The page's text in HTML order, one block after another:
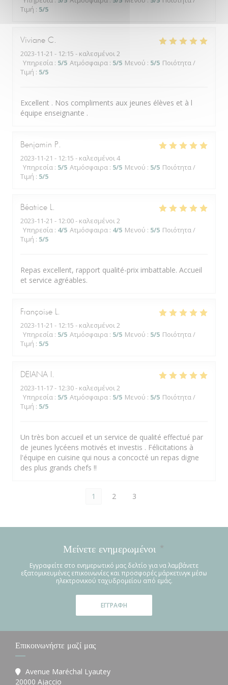
Τιμή : 5/5
Viviane C
2023-11-21 - 12:15 - καλεσμένοι 2
Υπηρεσία : 5/5 Ατμόσφαιρα : 5/5 Μενού : 5/5 Ποιότητα /
Τιμή : 5/5
Excellent . Nos compliments aux jeunes élèves et à l
équipe enseignante .
Benjamin P
2023-11-21 - 12:15 - καλεσμένοι 4
Υπηρεσία : 5/5 Ατμόσφαιρα : 5/5 Μενού : 5/5 Ποιότητα /
Τιμή : 5/5
Béatrice L
2023-11-21 - 12:00 - καλεσμένοι 2
Υπηρεσία : 4/5 Ατμόσφαιρα : 4/5 Μενού : 5/5 Ποιότητα /
Τιμή : 5/5
Repas excellent, rapport qualité-prix imbattable. Accueil
et service agréables.
Françoise L
2023-11-21 - 12:15 - καλεσμένοι 2
Υπηρεσία : 5/5 Ατμόσφαιρα : 5/5 Μενού : 5/5 Ποιότητα /
Τιμή : 5/5
DEIANA
2023-11-17- 12:30 - καλεσμένοι 2
Υπηρεσία : 5/5 Ατμόσφαιρα : 5/5 Μενού : 5/5 Ποιότητα /
Τιμή : 5/5
Un très bon accueil et un service de qualité effectué par
de jeunes lycéens motivés et investis . Félicitations à
l'équipe en cuisine qui nous a concocté un repas digne
des plus grands chefs !!
1 2 3
Μείνετε ενημερωμένοι *
Εγγραφείτε στο ενημερωτικό μας δελτίο για να λαμβάνετε
εξατομικευμένες επικοινωνίες και προσφορές μάρκετινγκ μέσω
ηλεκτρονικού ταχυδρομείου από εμάς.
ΕΓΓΡΑΦΉ
Επικοινωνήστε μαζί μας
Avenue Maréchal Lyautey
20000 Ajaccio